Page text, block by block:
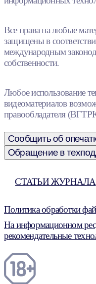
Все права на любые
защищены в
международным
собственности.
Любое использование
видеоматериалов
правообладателя
Сообщить об
Обращение в
СТАТЬИ ЖУРНАЛА
Политика обработки
На информационном
рекомендательные